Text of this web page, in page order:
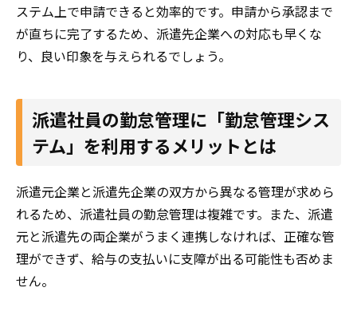
ステム上で申請できると効率的です。申請から承認まで
が直ちに完了するため、派遣先企業への対応も早くな
り、良い印象を与えられるでしょう。
派遣社員の勤怠管理に「勤怠管理シス
テム」を利用するメリットとは
派遣元企業と派遣先企業の双方から異なる管理が求めら
れるため、派遣社員の勤怠管理は複雑です。また、派遣
元と派遣先の両企業がうまく連携しなければ、正確な管
理ができず、給与の支払いに支障が出る可能性も否めま
せん。